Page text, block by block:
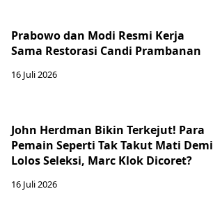
Prabowo dan Modi Resmi Kerja
Sama Restorasi Candi Prambanan
16 Juli 2026
John Herdman Bikin Terkejut! Para
Pemain Seperti Tak Takut Mati Demi
Lolos Seleksi, Marc Klok Dicoret?
16 Juli 2026